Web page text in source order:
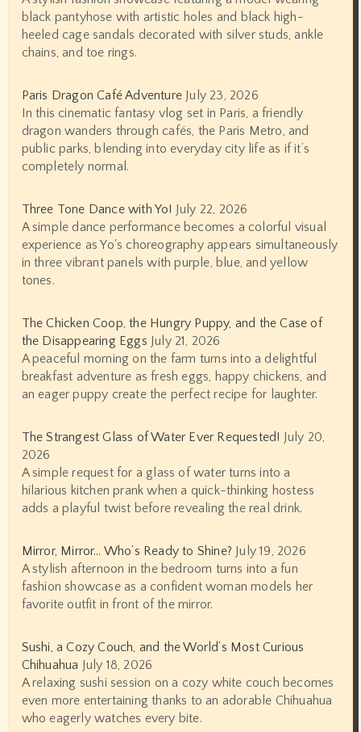
black pantyhose with artistic holes and black high-
heeled cage sandals decorated with silver studs, ankle
chains, and toe rings.
Paris Dragon Café Adventure July 23, 2026
In this cinematic fantasy vlog set in Paris, a friendly
dragon wanders through cafés, the Paris Metro, and
public parks, blending into everyday city life as if it’s
completely normal.
Three Tone Dance with Yo! July 22, 2026
A simple dance performance becomes a colorful visual
experience as Yo's choreography appears simultaneously
in three vibrant panels with purple, blue, and yellow
tones.
The Chicken Coop, the Hungry Puppy, and the Case of
the Disappearing Eggs July 21, 2026
A peaceful morning on the farm turns into a delightful
breakfast adventure as fresh eggs, happy chickens, and
an eager puppy create the perfect recipe for laughter.
The Strangest Glass of Water Ever Requested! July 20,
2026
A simple request for a glass of water turns into a
hilarious kitchen prank when a quick-thinking hostess
adds a playful twist before revealing the real drink.
Mirror, Mirror… Who’s Ready to Shine? July 19, 2026
A stylish afternoon in the bedroom turns into a fun
fashion showcase as a confident woman models her
favorite outfit in front of the mirror.
Sushi, a Cozy Couch, and the World’s Most Curious
Chihuahua July 18, 2026
A relaxing sushi session on a cozy white couch becomes
even more entertaining thanks to an adorable Chihuahua
who eagerly watches every bite.